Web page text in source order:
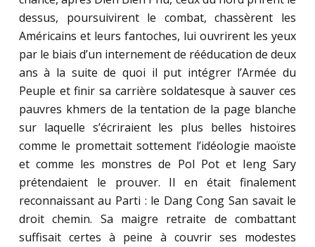
dessus, poursuivirent le combat, chassèrent les
Américains et leurs fantoches, lui ouvrirent les yeux
par le biais d’un internement de rééducation de deux
ans à la suite de quoi il put intégrer l’Armée du
Peuple et finir sa carrière soldatesque à sauver ces
pauvres khmers de la tentation de la page blanche
sur laquelle s’écriraient les plus belles histoires
comme le promettait sottement l’idéologie maoïste
et comme les monstres de Pol Pot et Ieng Sary
prétendaient le prouver. Il en était finalement
reconnaissant au Parti : le Dang Cong San savait le
droit chemin. Sa maigre retraite de combattant
suffisait certes à peine à couvrir ses modestes